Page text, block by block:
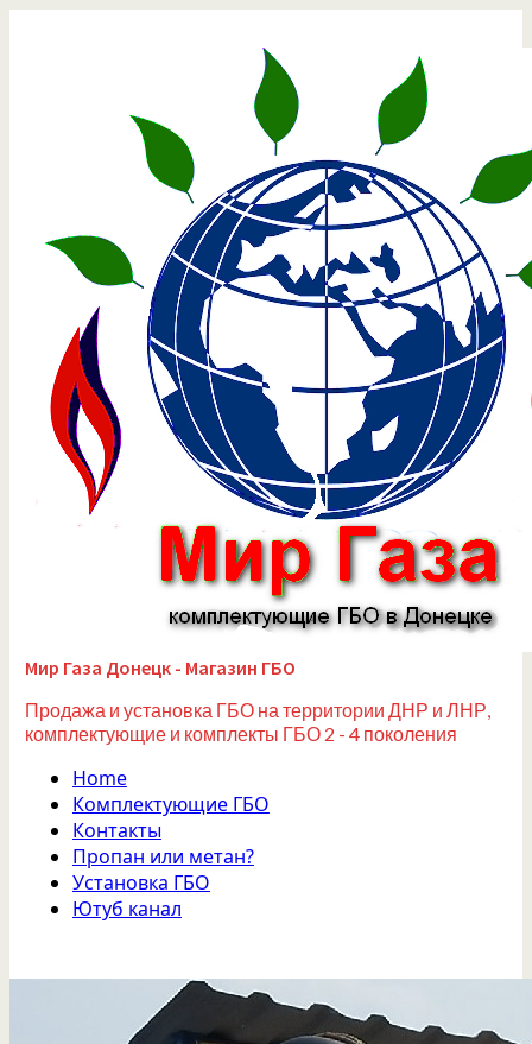
Мир Газа Донецк - Магазин ГБО
Продажа и установка ГБО на территории ДНР и ЛНР,
комплектующие и комплекты ГБО 2 - 4 поколения
Home
Комплектующие ГБО
Контакты
Пропан или метан?
Установка ГБО
Ютуб канал